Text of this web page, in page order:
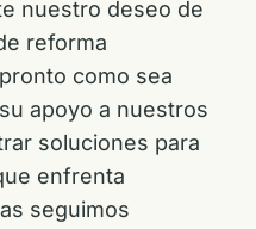
nuestro deseo de
reforma
como sea
apoyo a nuestros
soluciones para
enfrenta
seguimos